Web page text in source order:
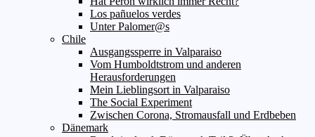
Los pañuelos verdes
Unter Palomer@s
Chile
Ausgangssperre in Valparaiso
Vom Humboldtstrom und anderen
Herausforderungen
Mein Lieblingsort in Valparaiso
The Social Experiment
Zwischen Corona, Stromausfall und Erdbeben
Dänemark